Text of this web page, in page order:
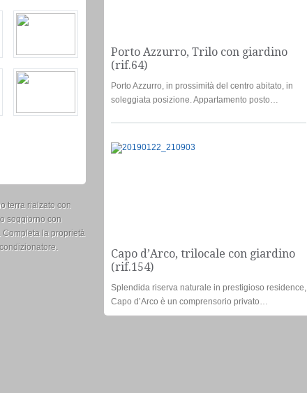
terra rialzato con
soggiorno con
Completa la proprietà
Porto Azzurro, Trilo con giardino
(rif.64)
Porto Azzurro, in prossimità del centro abitato, in
soleggiata posizione. Appartamento posto…
Capo d’Arco, trilocale con giardino
(rif.154)
Splendida riserva naturale in prestigioso residence,
Capo d’Arco è un comprensorio privato…